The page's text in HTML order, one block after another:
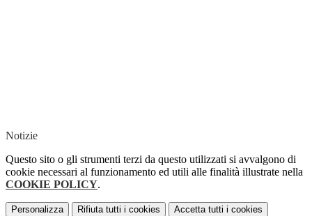
Notizie
Questo sito o gli strumenti terzi da questo utilizzati si avvalgono di
cookie necessari al funzionamento ed utili alle finalità illustrate nella
COOKIE POLICY.
Personalizza Rifiuta tutti i cookies Accetta tutti i cookies